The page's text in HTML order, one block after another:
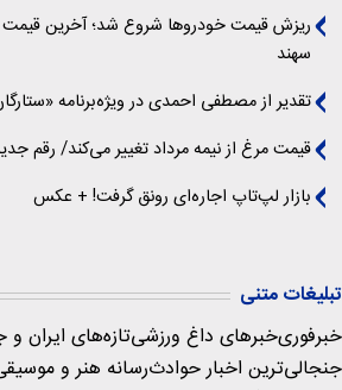
ریزش قیمت خودروها شروع شد؛ آخرین قیمت
سهند
تقدیر از مصطفی احمدی در ویژه‌برنامه
قیمت مرغ از نیمه مرداد تغییر می‌کند/ رقم
بازار لپ‌تاپ اجاره‌ای رونق گرفت! + عکس
تبلیغات متنی
خبرفوریخبرهای داغ ورزشیتازه‌های ایران و
جنجالی‌ترین اخبار حوادثرسانه هنر و